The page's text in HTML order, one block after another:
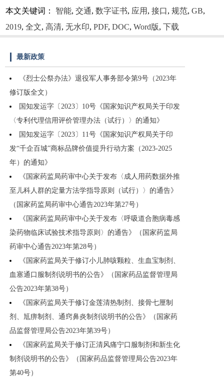
本文关键词： 智能,交通,数字证书, 应用 ,接口,规范,GB,
2019,全文,高清,无水印,PDF,DOC,Word版,下载
最新政策
《烈士公祭办法》退役军人事务部令第9号（2023年
修订版全文）
国知发运字〔2023〕10号《国家知识产权局关于印发
〈专利代理信用评价管理办法（试行）〉的通知》
国知发运字〔2023〕11号《国家知识产权局关于印
发“千企百城”商标品牌价值提升行动方案（2023-2025
年）的通知》
《国家药监局药审中心关于发布〈成人用药数据外推
至儿科人群的定量方法学指导原则（试行）〉的通告》
（国家药监局药审中心通告2023年第27号）
《国家药监局药审中心关于发布〈呼吸道合胞病毒感
染药物临床试验技术指导原则〉的通告》（国家药监局
药审中心通告2023年第28号）
《国家药监局关于修订小儿肺咳颗粒、生血宝制剂、
血塞通口服制剂说明书的公告》（国家药品监督管理局
公告2023年第38号）
《国家药监局关于修订金莲清热制剂、接骨七厘制
剂、尪痹制剂、通窍鼻炎制剂说明书的公告》（国家药
品监督管理局公告2023年第39号）
《国家药监局关于修订正清风痛宁口服制剂和新生化
制剂说明书的公告》（国家药品监督管理局公告2023年
第40号）